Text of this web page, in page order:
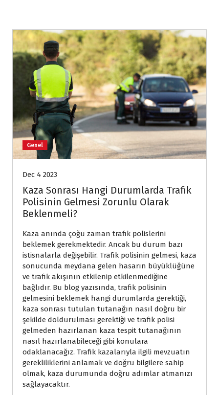
Genel
Dec 4 2023
Kaza Sonrası Hangi Durumlarda Trafik
Polisinin Gelmesi Zorunlu Olarak
Beklenmeli?
Kaza anında çoğu zaman trafik polislerini
beklemek gerekmektedir. Ancak bu durum bazı
istisnalarla değişebilir. Trafik polisinin gelmesi, kaza
sonucunda meydana gelen hasarın büyüklüğüne
ve trafik akışının etkilenip etkilenmediğine
bağlıdır. Bu blog yazısında, trafik polisinin
gelmesini beklemek hangi durumlarda gerektiği,
kaza sonrası tutulan tutanağın nasıl doğru bir
şekilde doldurulması gerektiği ve trafik polisi
gelmeden hazırlanan kaza tespit tutanağının
nasıl hazırlanabileceği gibi konulara
odaklanacağız. Trafik kazalarıyla ilgili mevzuatın
gerekliliklerini anlamak ve doğru bilgilere sahip
olmak, kaza durumunda doğru adımlar atmanızı
sağlayacaktır.